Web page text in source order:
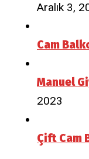
Aralık 3,
Cam
Manuel
2023
Çift Cam